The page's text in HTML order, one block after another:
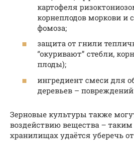
картофеля
корнеплодов моркови и
фомоза;
защита от гнили
“окуривают” стебли,
плоды);
ингредиент смеси для
деревьев –
Зерновые культуры также
воздействию вещества –
хранилищах удаётся уберечь